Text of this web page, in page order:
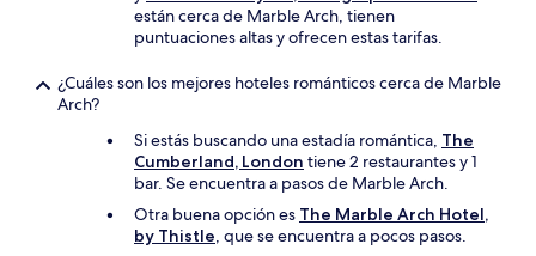
están cerca de Marble Arch, tienen
puntuaciones altas y ofrecen estas tarifas.
¿Cuáles son los mejores hoteles románticos cerca de Marble
Arch?
Si estás buscando una estadía romántica, The
Cumberland, London tiene 2 restaurantes y 1
bar. Se encuentra a pasos de Marble Arch.
Otra buena opción es The Marble Arch Hotel,
by Thistle, que se encuentra a pocos pasos.